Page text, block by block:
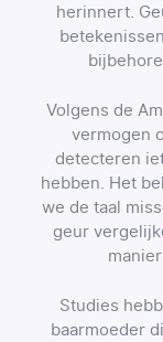
herinnert.
Volgens de
vermogen
detecteren
hebben. Het
we de taal
geur
Studies
baarmoeder